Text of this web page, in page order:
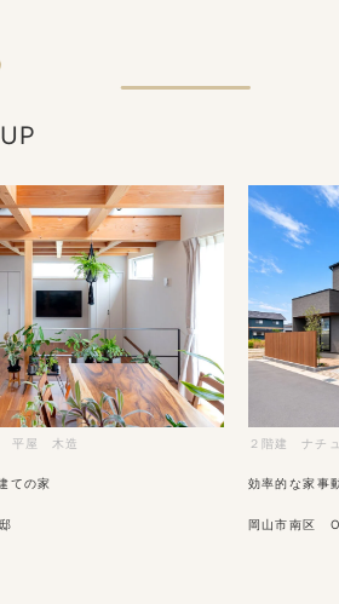
平屋 木造
ての家
２階建 ナチ
効率的な家事
岡山市南区